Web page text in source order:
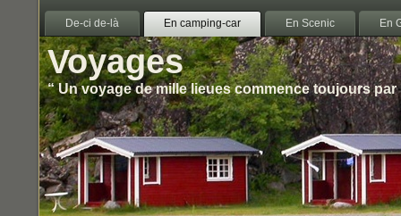
De-ci de-là En camping-car En Scenic En
Voyages
“ Un voyage de mille lieues commence toujours par